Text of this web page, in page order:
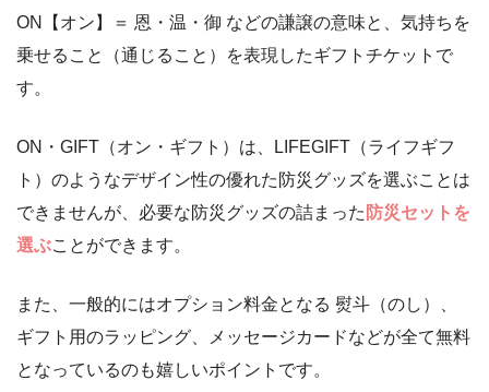
ON【オン】＝ 恩・温・御 などの謙譲の意味と、気持ちを
乗せること（通じること）を表現したギフトチケットで
す。
ON・GIFT（オン・ギフト）は、LIFEGIFT（ライフギフ
ト）のようなデザイン性の優れた防災グッズを選ぶことは
できませんが、必要な防災グッズの詰まった 防災セットを
選ぶことができます。
また、一般的にはオプション料金となる 熨斗（のし）、
ギフト用のラッピング、メッセージカードなどが全て無料
となっているのも嬉しいポイントです。